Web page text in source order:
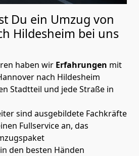
Du ein Umzug von
Hildesheim bei uns
haben wir Erfahrungen mit
nach Hildesheim
Stadtteil und jede Straße in
sind ausgebildete Fachkräfte
Fullservice an, das
den besten Händen